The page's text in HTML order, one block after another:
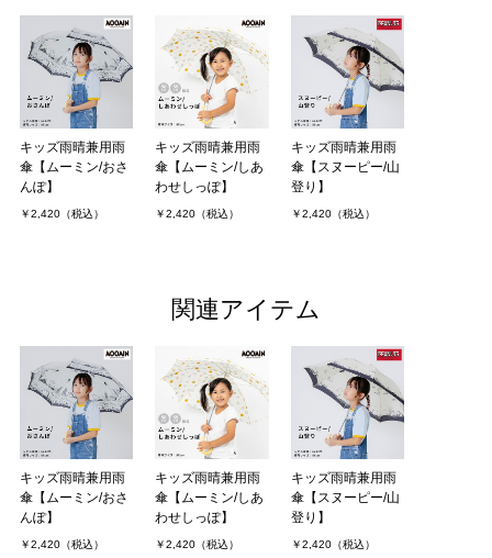
キッズ雨晴兼用雨
傘【ムーミン/おさ
んぽ】
￥2,420（税込）
キッズ雨晴兼用雨
傘【ムーミン/しあ
わせしっぽ】
￥2,420（税込）
キッズ雨晴兼用雨
傘【スヌーピー/山
登り】
￥2,420（税込）
関連アイテム
キッズ雨晴兼用雨
傘【ムーミン/おさ
んぽ】
￥2,420（税込）
キッズ雨晴兼用雨
傘【ムーミン/しあ
わせしっぽ】
￥2,420（税込）
キッズ雨晴兼用雨
傘【スヌーピー/山
登り】
￥2,420（税込）